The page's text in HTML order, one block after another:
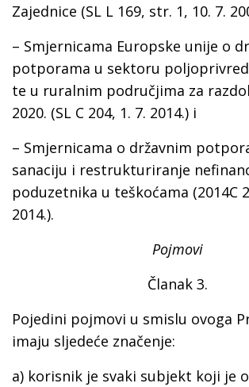
Zajednice (SL L 169, str. 1, 10. 7.
– Smjernicama Europske unije o
potporama u sektoru
te u ruralnim područjima za
2020. (SL C 204, 1. 7. 2014.) i
– Smjernicama o državnim
sanaciju i restrukturiranje
poduzetnika u teškoćama (2014C
2014.).
Pojmovi
Članak 3.
Pojedini pojmovi u smislu ovoga
imaju sljedeće značenje:
a) korisnik je svaki subjekt koji je